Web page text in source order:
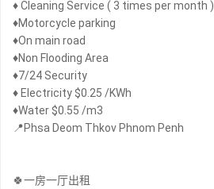
♦️ Cleaning Service ( 3 times per month )
♦️Motorcycle parking
♦️On main road
♦️Non Flooding Area
♦️7/24 Security
♦️ Electricity $0.25 /KWh
♦️Water $0.55 /m3
📍Phsa Deom Thkov Phnom Penh
🍀一房一厅出租